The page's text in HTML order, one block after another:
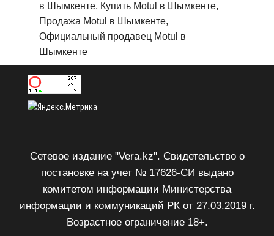
в Шымкенте, Купить Motul в Шымкенте,
Продажа Motul в Шымкенте,
Официальный продавец Motul в
Шымкенте
Сетевое издание "Vera.kz". Свидетельство о
постановке на учет № 17626-СИ выдано
комитетом информации Министерства
информации и коммуникаций РК от 27.03.2019 г.
Возрастное ограничение 18+.